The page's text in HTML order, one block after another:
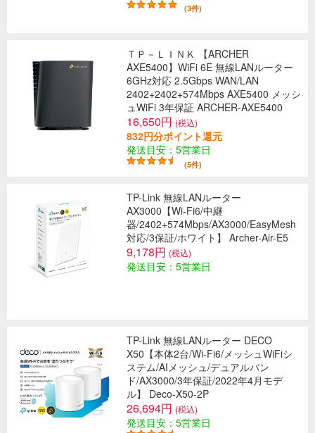
(3件)
ＴＰ－ＬＩＮＫ 【ARCHER
AXE5400】WiFi 6E 無線LANルーター
6GHz対応 2.5Gbps WAN/LAN
2402+2402+574Mbps AXE5400 メッシ
ュWiFi 3年保証 ARCHER-AXE5400
16,650円 (税込)
832円分ポイント還元
発送目安：5営業日
(5件)
TP-Link 無線LANルーター
AX3000【Wi-Fi6/中継
器/2402+574Mbps/AX3000/EasyMesh
対応/3保証/ホワイト】 Archer-Air-E5
9,178円 (税込)
発送目安：5営業日
TP-Link 無線LANルーター DECO
X50【本体2台/Wi-Fi6/メッシュWiFiシ
ステム/AIメッシュ/デュアルバン
ド/AX3000/3年保証/2022年4月モデ
ル】 Deco-X50-2P
26,694円 (税込)
発送目安：5営業日